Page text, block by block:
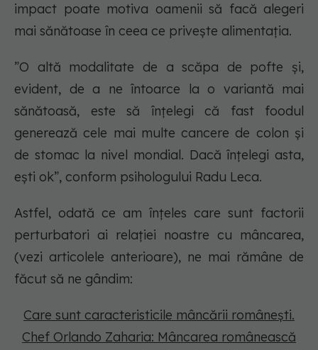
impact poate motiva oamenii să facă alegeri
mai sănătoase în ceea ce privește alimentația.
”O altă modalitate de a scăpa de pofte și,
evident, de a ne întoarce la o variantă mai
sănătoasă, este să înțelegi că fast foodul
generează cele mai multe cancere de colon și
de stomac la nivel mondial. Dacă înțelegi asta,
ești ok”, conform psihologului Radu Leca.
Astfel, odată ce am înțeles care sunt factorii
perturbatori ai relației noastre cu mâncarea,
(vezi articolele anterioare), ne mai rămâne de
făcut să ne gândim:
Care sunt caracteristicile mâncării românești.
Chef Orlando Zaharia: Mâncarea românească